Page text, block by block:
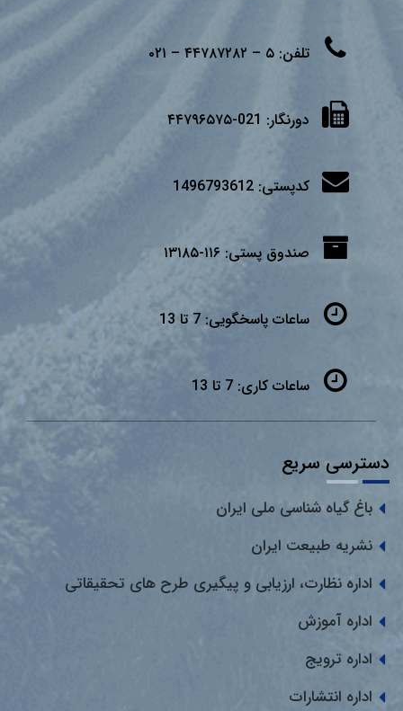
تلفن: ۵ – ۴۴۷۸۷۲۸۲ – ۰۲۱
دورنگار: 021-۴۴۷۹۶۵۷۵
کدپستی: 1496793612
صندوق پستی: ۱۱۶-۱۳۱۸۵
ساعات پاسخگویی: 7 تا 13
ساعات کاری: 7 تا 13
دسترسی سریع
باغ گیاه شناسی ملی ایران
نشریه طبیعت ایران
اداره نظارت، ارزیابی و پیگیری طرح های تحقیقاتی
اداره آموزش
اداره ترویج
اداره انتشارات